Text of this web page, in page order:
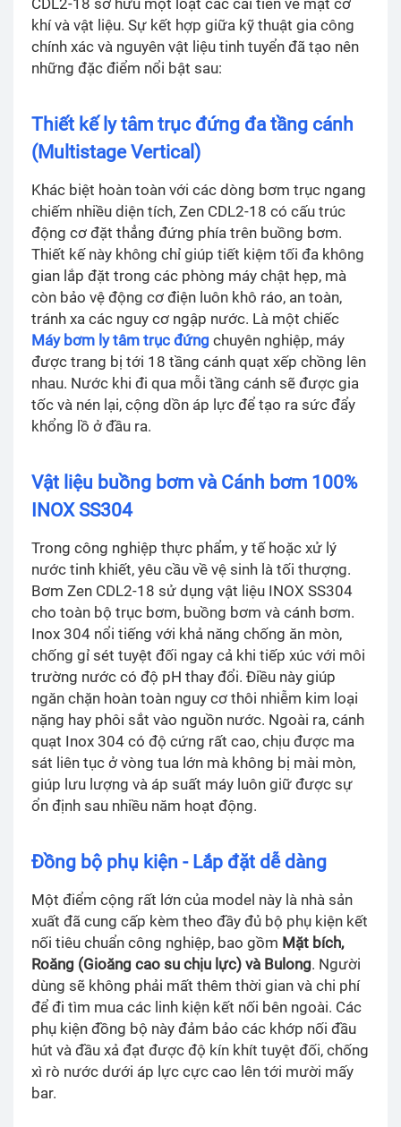
CDL2-18 sở hữu một loạt các cải tiến về mặt cơ
khí và vật liệu. Sự kết hợp giữa kỹ thuật gia công
chính xác và nguyên vật liệu tinh tuyển đã tạo nên
những đặc điểm nổi bật sau:
Thiết kế ly tâm trục đứng đa tầng cánh
(Multistage Vertical)
Khác biệt hoàn toàn với các dòng bơm trục ngang
chiếm nhiều diện tích, Zen CDL2-18 có cấu trúc
động cơ đặt thẳng đứng phía trên buồng bơm.
Thiết kế này không chỉ giúp tiết kiệm tối đa không
gian lắp đặt trong các phòng máy chật hẹp, mà
còn bảo vệ động cơ điện luôn khô ráo, an toàn,
tránh xa các nguy cơ ngập nước. Là một chiếc
Máy bơm ly tâm trục đứng chuyên nghiệp, máy
được trang bị tới 18 tầng cánh quạt xếp chồng lên
nhau. Nước khi đi qua mỗi tầng cánh sẽ được gia
tốc và nén lại, cộng dồn áp lực để tạo ra sức đẩy
khổng lồ ở đầu ra.
Vật liệu buồng bơm và Cánh bơm 100%
INOX SS304
Trong công nghiệp thực phẩm, y tế hoặc xử lý
nước tinh khiết, yêu cầu về vệ sinh là tối thượng.
Bơm Zen CDL2-18 sử dụng vật liệu INOX SS304
cho toàn bộ trục bơm, buồng bơm và cánh bơm.
Inox 304 nổi tiếng với khả năng chống ăn mòn,
chống gỉ sét tuyệt đối ngay cả khi tiếp xúc với môi
trường nước có độ pH thay đổi. Điều này giúp
ngăn chặn hoàn toàn nguy cơ thôi nhiễm kim loại
nặng hay phôi sắt vào nguồn nước. Ngoài ra, cánh
quạt Inox 304 có độ cứng rất cao, chịu được ma
sát liên tục ở vòng tua lớn mà không bị mài mòn,
giúp lưu lượng và áp suất máy luôn giữ được sự
ổn định sau nhiều năm hoạt động.
Đồng bộ phụ kiện - Lắp đặt dễ dàng
Một điểm cộng rất lớn của model này là nhà sản
xuất đã cung cấp kèm theo đầy đủ bộ phụ kiện kết
nối tiêu chuẩn công nghiệp, bao gồm Mặt bích,
Roăng (Gioăng cao su chịu lực) và Bulong. Người
dùng sẽ không phải mất thêm thời gian và chi phí
để đi tìm mua các linh kiện kết nối bên ngoài. Các
phụ kiện đồng bộ này đảm bảo các khớp nối đầu
hút và đầu xả đạt được độ kín khít tuyệt đối, chống
xì rò nước dưới áp lực cực cao lên tới mười mấy
bar.